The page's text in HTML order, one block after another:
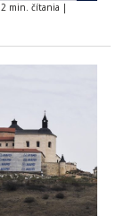
2 min. čítania |